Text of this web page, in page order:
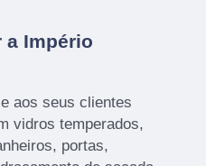
a Império
aos seus clientes
vidros temperados,
portas,